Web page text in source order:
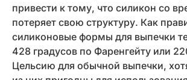
привести к тому, что силикон со
потеряет свою структуру. Как
силиконовые формы для выпечки
428 градусов по Фаренгейту или
Цельсию для обычной выпечки,